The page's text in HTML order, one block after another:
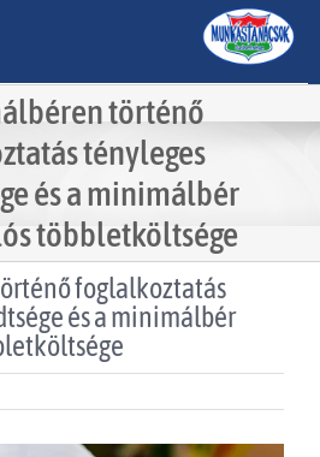
történő
tényleges
és a minimálbér
többletköltsége
foglalkoztatás
és a minimálbér